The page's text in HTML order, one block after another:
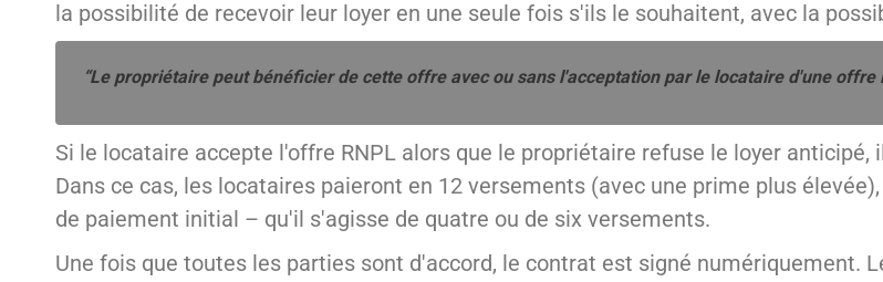
la possibilité de recevoir leur loyer en une seule fois s'ils le souhaitent, avec la
“Le propriétaire peut bénéficier de cette offre avec ou sans l'acceptation par le locataire d'une offre
Si le locataire accepte l'offre RNPL alors que le propriétaire refuse le loyer
Dans ce cas, les locataires paieront en 12 versements (avec une prime plus
de paiement initial – qu'il s'agisse de quatre ou de six versements.
Une fois que toutes les parties sont d'accord, le contrat est signé numériquement.